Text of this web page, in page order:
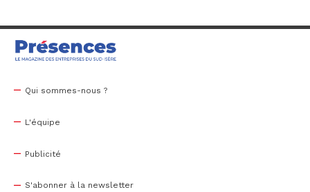
Qui sommes-nous ?
L'équipe
Publicité
S'abonner à la newsletter